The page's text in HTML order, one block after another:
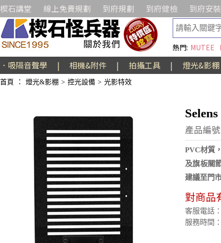
楔石講堂 線上免費規劃 到府規劃 到府健檢 到府安裝
熱門: MUTEE
．吸隔音聲學 | 相機&附件 | 拍攝工具 | 燈光&影棚
首頁 ： 燈光&影棚 > 控光設備 > 光影特效
產品編
PVC材質
及旗板關
建議至門
對商品
客服電話
服務時間